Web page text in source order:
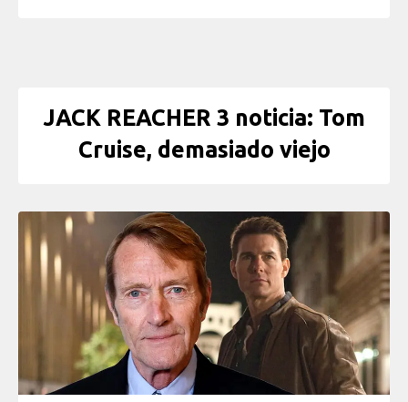
JACK REACHER 3 noticia: Tom
Cruise, demasiado viejo